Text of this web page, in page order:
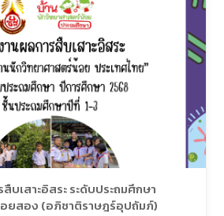
บเสาะอิสระ ระดับประถมศึกษา
อยสอง (อภิชาติราษฎร์อุปถัมภ์)